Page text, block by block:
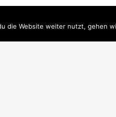
die Website weiter nutzt, gehen